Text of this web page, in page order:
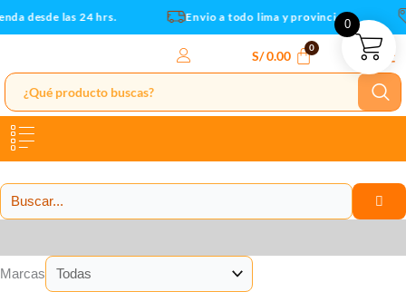
al
desde las 24 hrs. Envio a todo lima y provincias
S/0.00
Marcas
0